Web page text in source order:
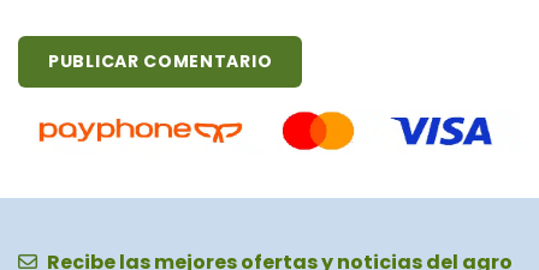
Recibe las mejores ofertas y noticias del agro